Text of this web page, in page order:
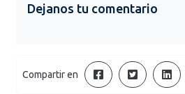
Dejanos tu comentario
Compartir en